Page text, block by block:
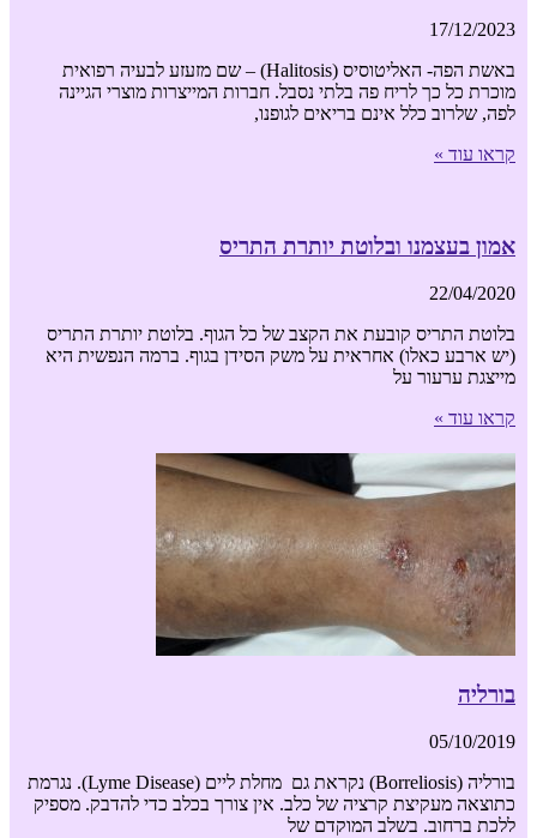
17/12/2023
באשת הפה- האליטוסיס (Halitosis) – שם מזעזע לבעיה רפואית
מוכרת כל כך לריח פה בלתי נסבל. חברות המייצרות מוצרי הגיינה
לפה, שלרוב כלל אינם בריאים לגופנו,
קראו עוד »
אמון בעצמנו ובלוטת יותרת התריס
22/04/2020
בלוטת התריס קובעת את הקצב של כל הגוף. בלוטת יותרת התריס
(יש ארבע כאלו) אחראית על משק הסידן בגוף. ברמה הנפשית היא
מייצגת ערעור על
קראו עוד »
בורליה
05/10/2019
בורליה (Borreliosis) נקראת גם מחלת ליים (Lyme Disease). נגרמת
כתוצאה מעקיצת קרציה של כלב. אין צורך בכלב כדי להדבק. מספיק
ללכת ברחוב. בשלב המוקדם של